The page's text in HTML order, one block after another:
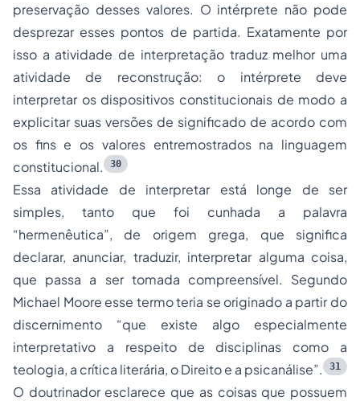
preservação desses valores. O intérprete não pode
desprezar esses pontos de partida. Exatamente por
isso a atividade de interpretação traduz melhor uma
atividade de reconstrução: o intérprete deve
interpretar os dispositivos constitucionais de modo a
explicitar suas versões de significado de acordo com
os fins e os valores entremostrados na linguagem
constitucional.
30
Essa atividade de interpretar está longe de ser
simples, tanto que foi cunhada a palavra
“hermenêutica”, de origem grega, que significa
declarar, anunciar, traduzir, interpretar alguma coisa,
que passa a ser tomada compreensível. Segundo
Michael Moore esse termo teria se originado a partir do
discernimento “que existe algo especialmente
interpretativo a respeito de disciplinas como a
teologia, a crítica literária, o Direito e a psicanálise”.
31
O doutrinador esclarece que as coisas que possuem